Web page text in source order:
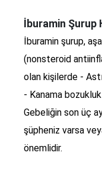
İburamin Şurup
İburamin şurup,
(nonsteroid
olan kişilerde -
- Kanama
Gebeliğin son üç
şüpheniz varsa
önemlidir.